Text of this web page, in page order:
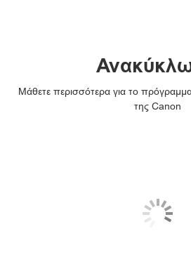
Μάθετε περισσότερα για το
της Canon